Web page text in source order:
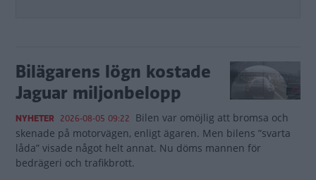
Bilägarens lögn kostade
Jaguar miljonbelopp
NYHETER 2026-08-05 09:22 Bilen var omöjlig att bromsa och
skenade på motorvägen, enligt ägaren. Men bilens ”svarta
låda” visade något helt annat. Nu döms mannen för
bedrägeri och trafikbrott.